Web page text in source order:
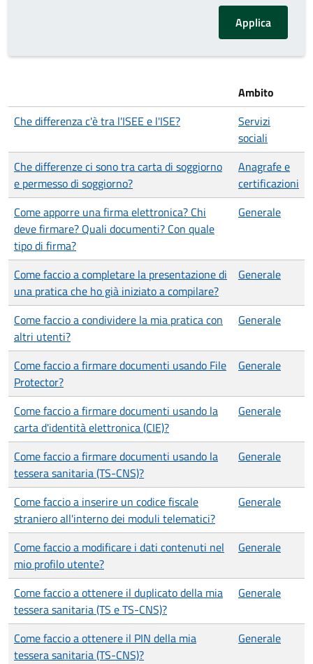
Ambito
Che differenza c'è tra l'ISEE e l'ISE?
Servizi
sociali
Che differenze ci sono tra carta di soggiorno
e permesso di soggiorno?
Anagrafe e
certificazioni
Come apporre una firma elettronica? Chi
deve firmare? Quali documenti? Con quale
tipo di firma?
Generale
Come faccio a completare la presentazione di
una pratica che ho già iniziato a compilare?
Generale
Come faccio a condividere la mia pratica con
altri utenti?
Generale
Come faccio a firmare documenti usando File
Protector?
Generale
Come faccio a firmare documenti usando la
carta d'identità elettronica (CIE)?
Generale
Come faccio a firmare documenti usando la
tessera sanitaria (TS-CNS)?
Generale
Come faccio a inserire un codice fiscale
straniero all'interno dei moduli telematici?
Generale
Come faccio a modificare i dati contenuti nel
mio profilo utente?
Generale
Come faccio a ottenere il duplicato della mia
tessera sanitaria (TS e TS-CNS)?
Generale
Come faccio a ottenere il PIN della mia
tessera sanitaria (TS-CNS)?
Generale